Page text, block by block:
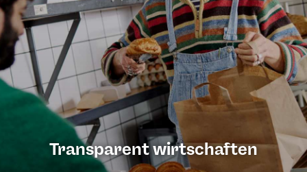
Transparent wirtschaften